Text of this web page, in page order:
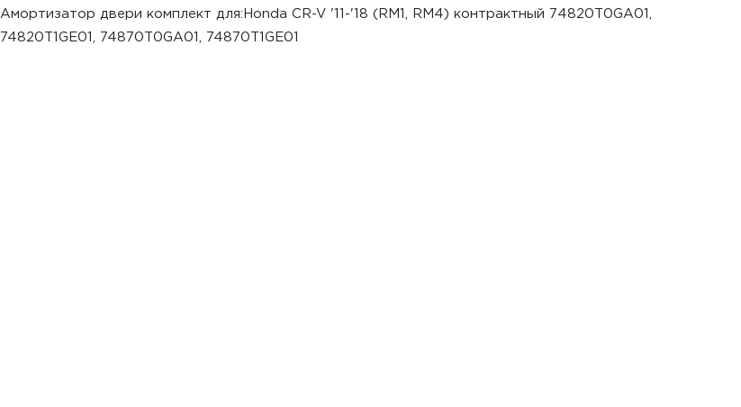
Амортизатор двери комплект для:Honda CR-V '11-'18 (RM1, RM4) контрактный 74820T0GA01,
74820T1GE01, 74870T0GA01, 74870T1GE01